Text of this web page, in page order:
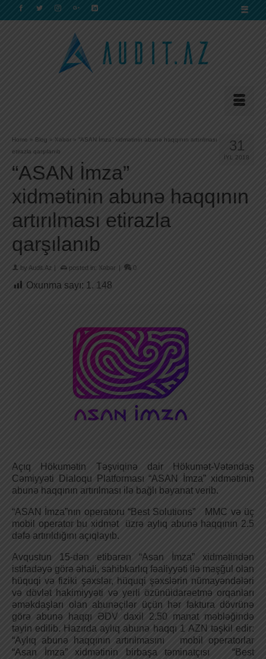
31
İYL 2018
Home » Blog » Xəbər » “ASAN İmza” xidmətinin abunə haqqının artırılması
etirazla qarşılanıb
“ASAN İmza”
xidmətinin abunə haqqının
artırılması etirazla
qarşılanıb
by Audit.Az | posted in: Xəbər | 0
Oxunma sayı: 1. 148
Açıq Hökumətin Təşviqinə dair Hökumət-Vətəndaş
Cəmiyyəti Dialoqu Platforması “ASAN İmza” xidmətinin
abunə haqqının artırılması ilə bağlı bəyanat verib.
“ASAN İmza”nın operatoru “Best Solutions” MMC və üç
mobil operator bu xidmət üzrə aylıq abunə haqqının 2.5
dəfə artırıldığını açıqlayıb.
Avqustun 15-dən etibarən “Asan İmza” xidmətindən
istifadəyə görə əhali, sahibkarlıq fəaliyyəti ilə məşğul olan
hüquqi və fiziki şəxslər, hüquqi şəxslərin nümayəndələri
və dövlət hakimiyyəti və yerli özünüidarəetmə orqanları
əməkdaşları olan abunəçilər üçün hər faktura dövrünə
görə abunə haqqı ƏDV daxil 2.50 manat məbləğində
təyin edilib. Hazırda aylıq abunə haqqı 1 AZN təşkil edir:
“Aylıq abunə haqqının artırılmasını mobil operatorlar
“Asan İmza” xidmətinin birbaşa təminatçısı “Best